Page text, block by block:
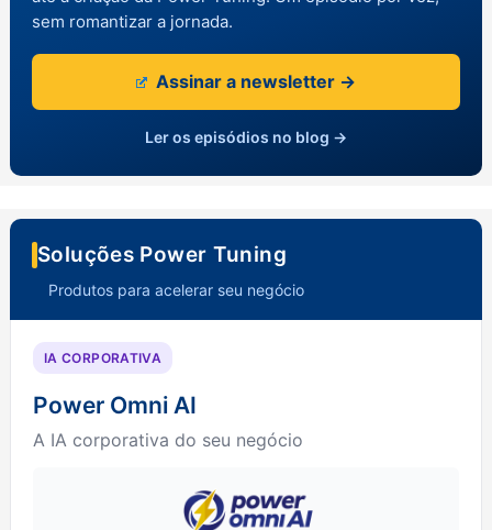
sem romantizar a jornada.
Assinar a newsletter →
Ler os episódios no blog →
Soluções Power Tuning
Produtos para acelerar seu negócio
IA CORPORATIVA
Power Omni AI
A IA corporativa do seu negócio